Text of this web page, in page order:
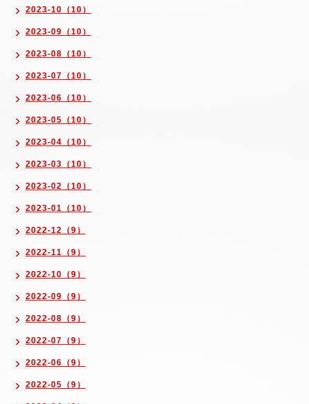
2023-10（10）
2023-09（10）
2023-08（10）
2023-07（10）
2023-06（10）
2023-05（10）
2023-04（10）
2023-03（10）
2023-02（10）
2023-01（10）
2022-12（9）
2022-11（9）
2022-10（9）
2022-09（9）
2022-08（9）
2022-07（9）
2022-06（9）
2022-05（9）